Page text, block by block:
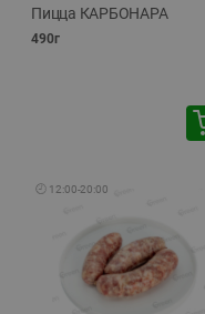
Пицца КАРБОНАРА
490г
🕘 12:00-20:00